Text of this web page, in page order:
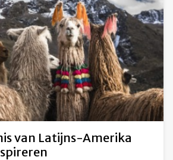
van Latijns-Amerika